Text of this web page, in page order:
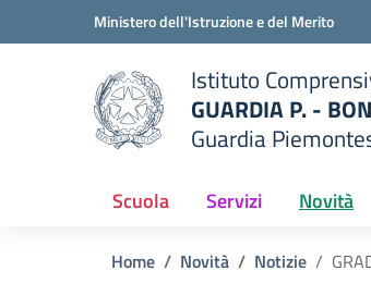
Ministero dell'Istruzione e del Merito
scuola
Istituto
GUARDIA P. -
Guardia
Scuola Servizi Novità
Home Novità Notizie